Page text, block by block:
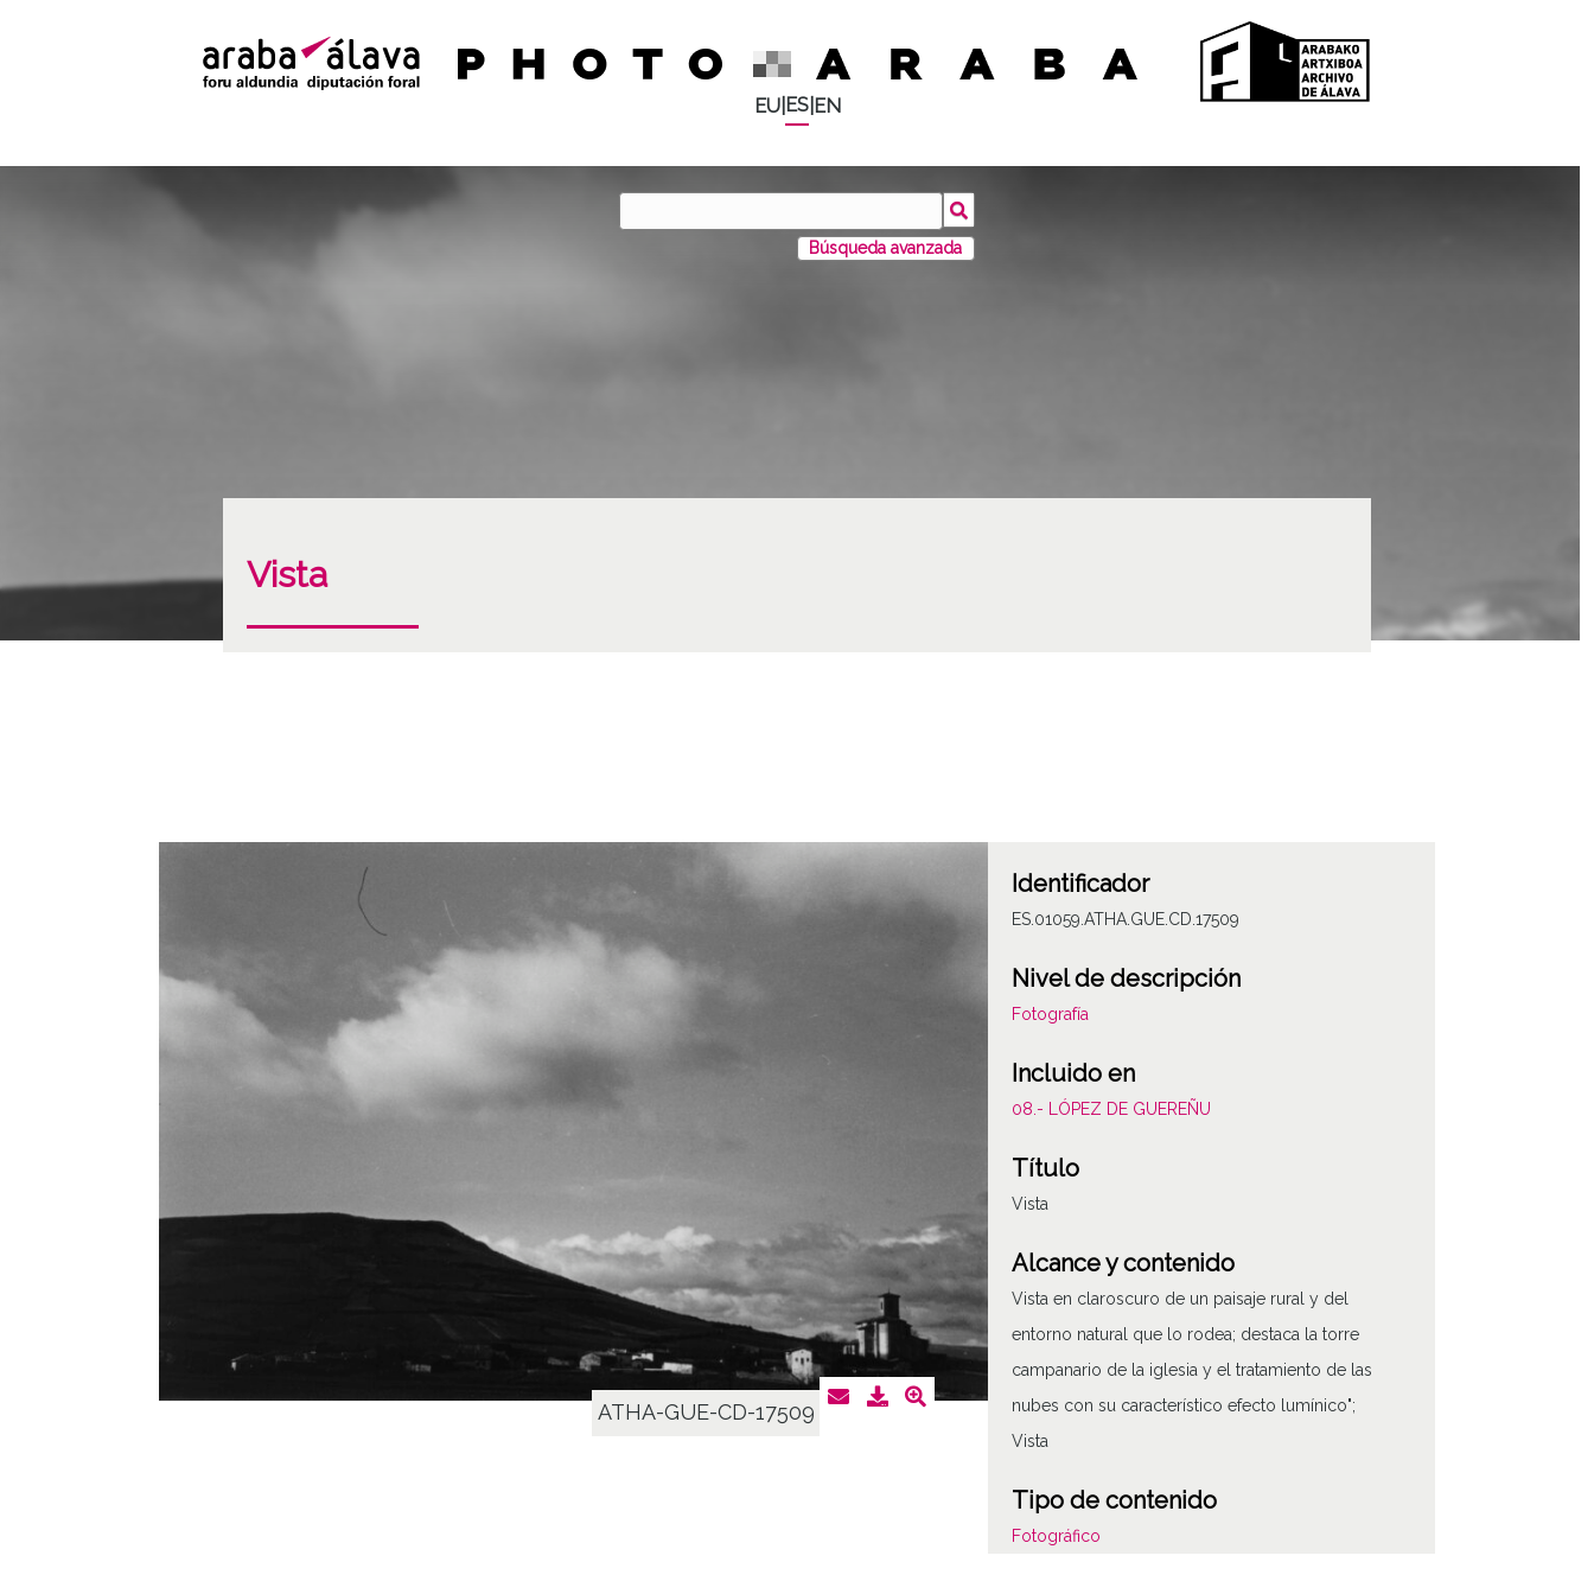
EU| ES| EN
Búsqueda avanzada
Vista
ATHA-GUE-CD-17509
Identificador
ES.01059.ATHA.GUE.CD.17509
Nivel de descripción
Fotografía
Incluido en
08.- LÓPEZ DE GUEREÑU
Título
Vista
Alcance y contenido
Vista en claroscuro de un paisaje rural y del
entorno natural que lo rodea; destaca la torre
campanario de la iglesia y el tratamiento de las
nubes con su característico efecto lumínico";
Vista
Tipo de contenido
Fotográfico